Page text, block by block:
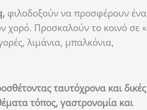
φιλοδοξούν να προσφέρουν ένα
χορό. Προσκαλούν το κοινό σε «
λιμάνια, μπαλκόνια,
ταυτόχρονα και δικές
τόπος, γαστρονομία και